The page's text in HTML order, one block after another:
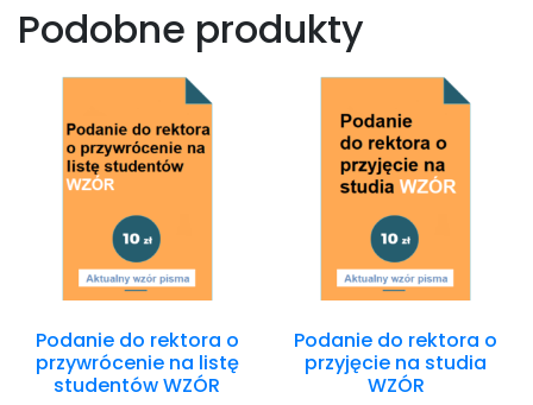
Podobne produkty
Podanie do rektora o
przywrócenie na listę
studentów WZÓR
Podanie do rektora o
przyjęcie na studia
WZÓR